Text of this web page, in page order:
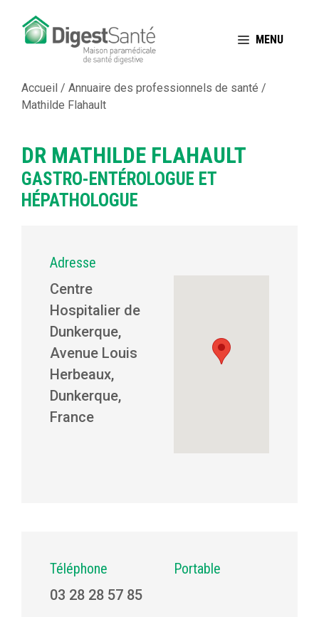
MENU
Accueil / Annuaire des professionnels de santé /
Mathilde Flahault
DR MATHILDE FLAHAULT
GASTRO-ENTÉROLOGUE ET
HÉPATHOLOGUE
Adresse
Centre
Hospitalier de
Dunkerque,
Avenue Louis
Herbeaux,
Dunkerque,
France
Téléphone
03 28 28 57 85
Portable